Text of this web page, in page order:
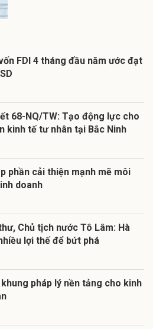
FDI 4 tháng đầu năm ước đạt
68-NQ/TW: Tạo động lực cho
kinh tế tư nhân tại Bắc Ninh
phần cải thiện mạnh mẽ môi
doanh
Chủ tịch nước Tô Lâm: Hà
lợi thế để bứt phá
pháp lý nền tảng cho kinh